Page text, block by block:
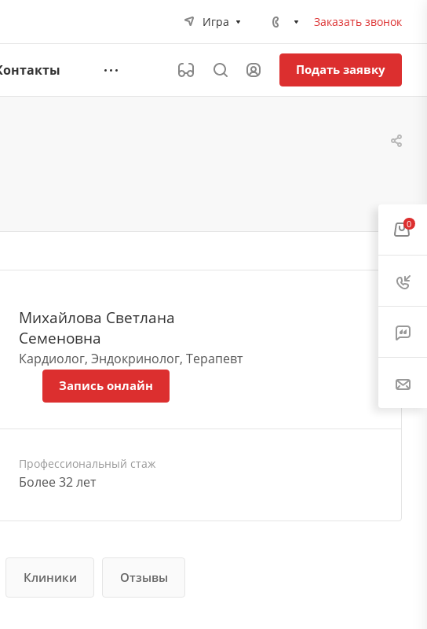
Игра Заказать звонок
Подать заявку
Михайлова Светлана
Семеновна
Кардиолог, Эндокринолог, Терапевт
Запись онлайн
Профессиональный стаж
Более 32 лет
Клиники Отзывы
0